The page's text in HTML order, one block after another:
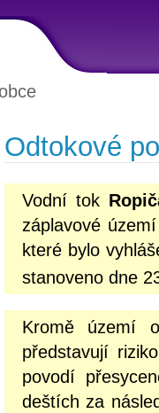
Odtokové
Vodní tok
záplavové
které bylo
stanoveno dne
Kromě území
představují
povodí
deštích za